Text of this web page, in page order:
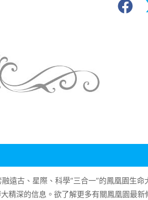
遠古、星際、科學“三合一”的鳳凰園生
精深的信息。欲了解更多有關鳳凰園最